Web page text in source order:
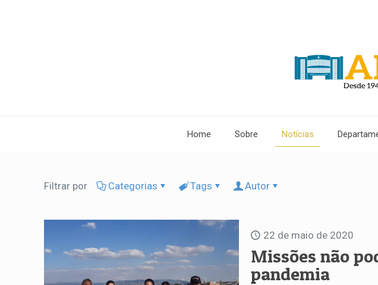
Home Sobre Notícias
Filtrar por Categorias Tags Autor
22 de maio de 2020
Missões não
pandemia